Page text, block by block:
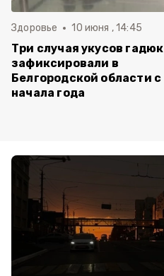
Здоровье 10 июня , 14:45
Три случая укусов гадюк
зафиксировали в
Белгородской области с
начала года